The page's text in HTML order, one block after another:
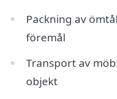
Packning av
föremål
Transport av
objekt